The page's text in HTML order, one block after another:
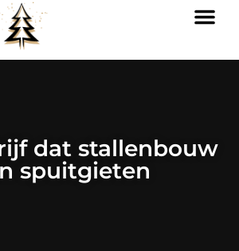
dat stallenbouw
spuitgieten